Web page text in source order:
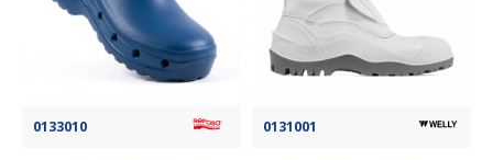
0133010 0131001